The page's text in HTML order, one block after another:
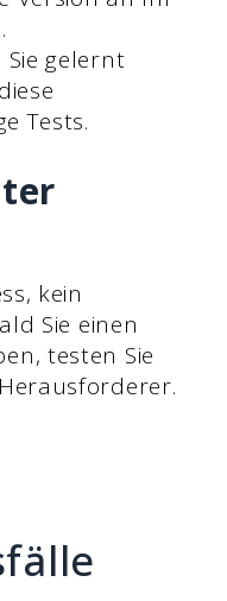
Sie gelernt
Tests.
kein
Sie einen
testen Sie